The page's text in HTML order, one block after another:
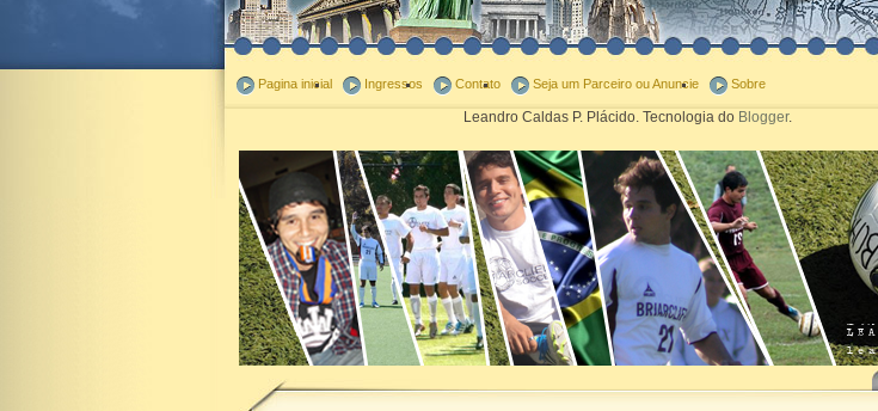
Pagina inicial Ingressos Contato Seja um Parceiro ou Anuncie Sobre
Leandro Caldas P. Plácido. Tecnologia do Blogger.